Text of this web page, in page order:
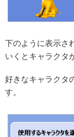
下のように表示さ
いくとキャラクタ
好きなキャラクタ
す。